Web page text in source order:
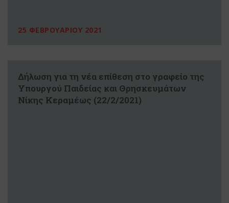
25 ΦΕΒΡΟΥΑΡΙΟΥ 2021
Δήλωση για τη νέα επίθεση στο γραφείο της
Υπουργού Παιδείας και Θρησκευμάτων
Νίκης Κεραμέως (22/2/2021)